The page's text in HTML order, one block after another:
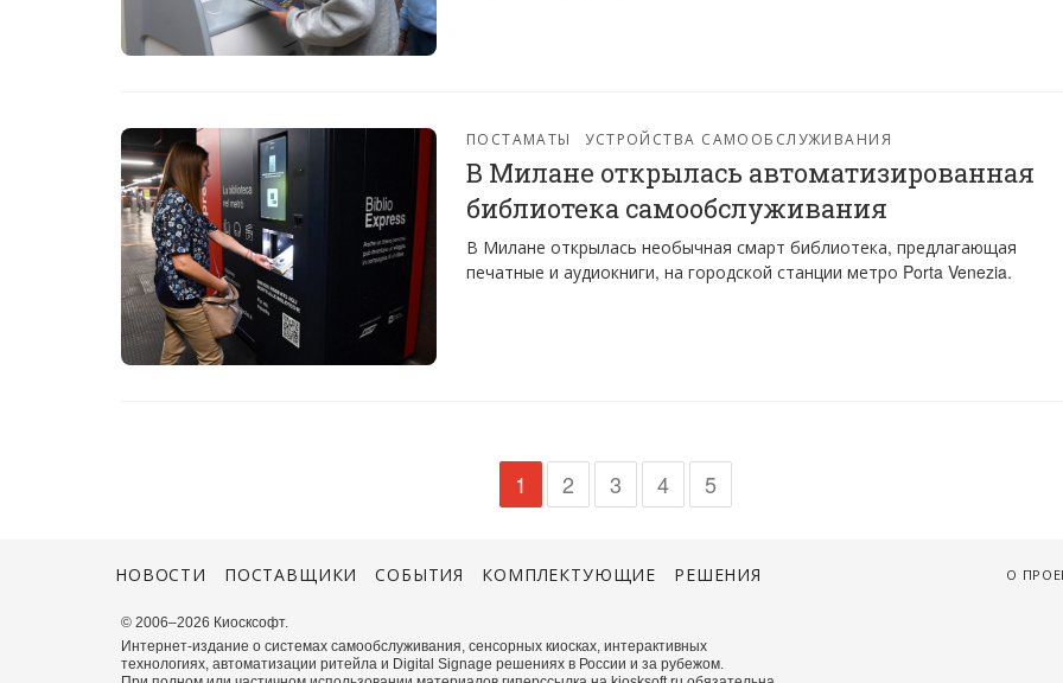
ПОСТАМАТЫ УСТРОЙСТВА САМООБСЛУЖИВАНИЯ
В Милане открылась автоматизированная
библиотека самообслуживания
В Милане открылась необычная смарт библиотека, предлагающая
печатные и аудиокниги, на городской станции метро Porta Venezia.
1 2 3 4 5
О
НОВОСТИ ПОСТАВЩИКИ СОБЫТИЯ КОМПЛЕКТУЮЩИЕ РЕШЕНИЯ
© 2006–2026 Киосксофт.
Интернет-издание о системах самообслуживания, сенсорных киосках, интерактивных
технологиях, автоматизации ритейла и Digital Signage решениях в России и за рубежом.